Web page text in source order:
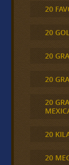
20
20
20
20
20
20
20